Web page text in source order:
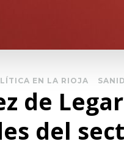
EN LA RIOJA
de
del